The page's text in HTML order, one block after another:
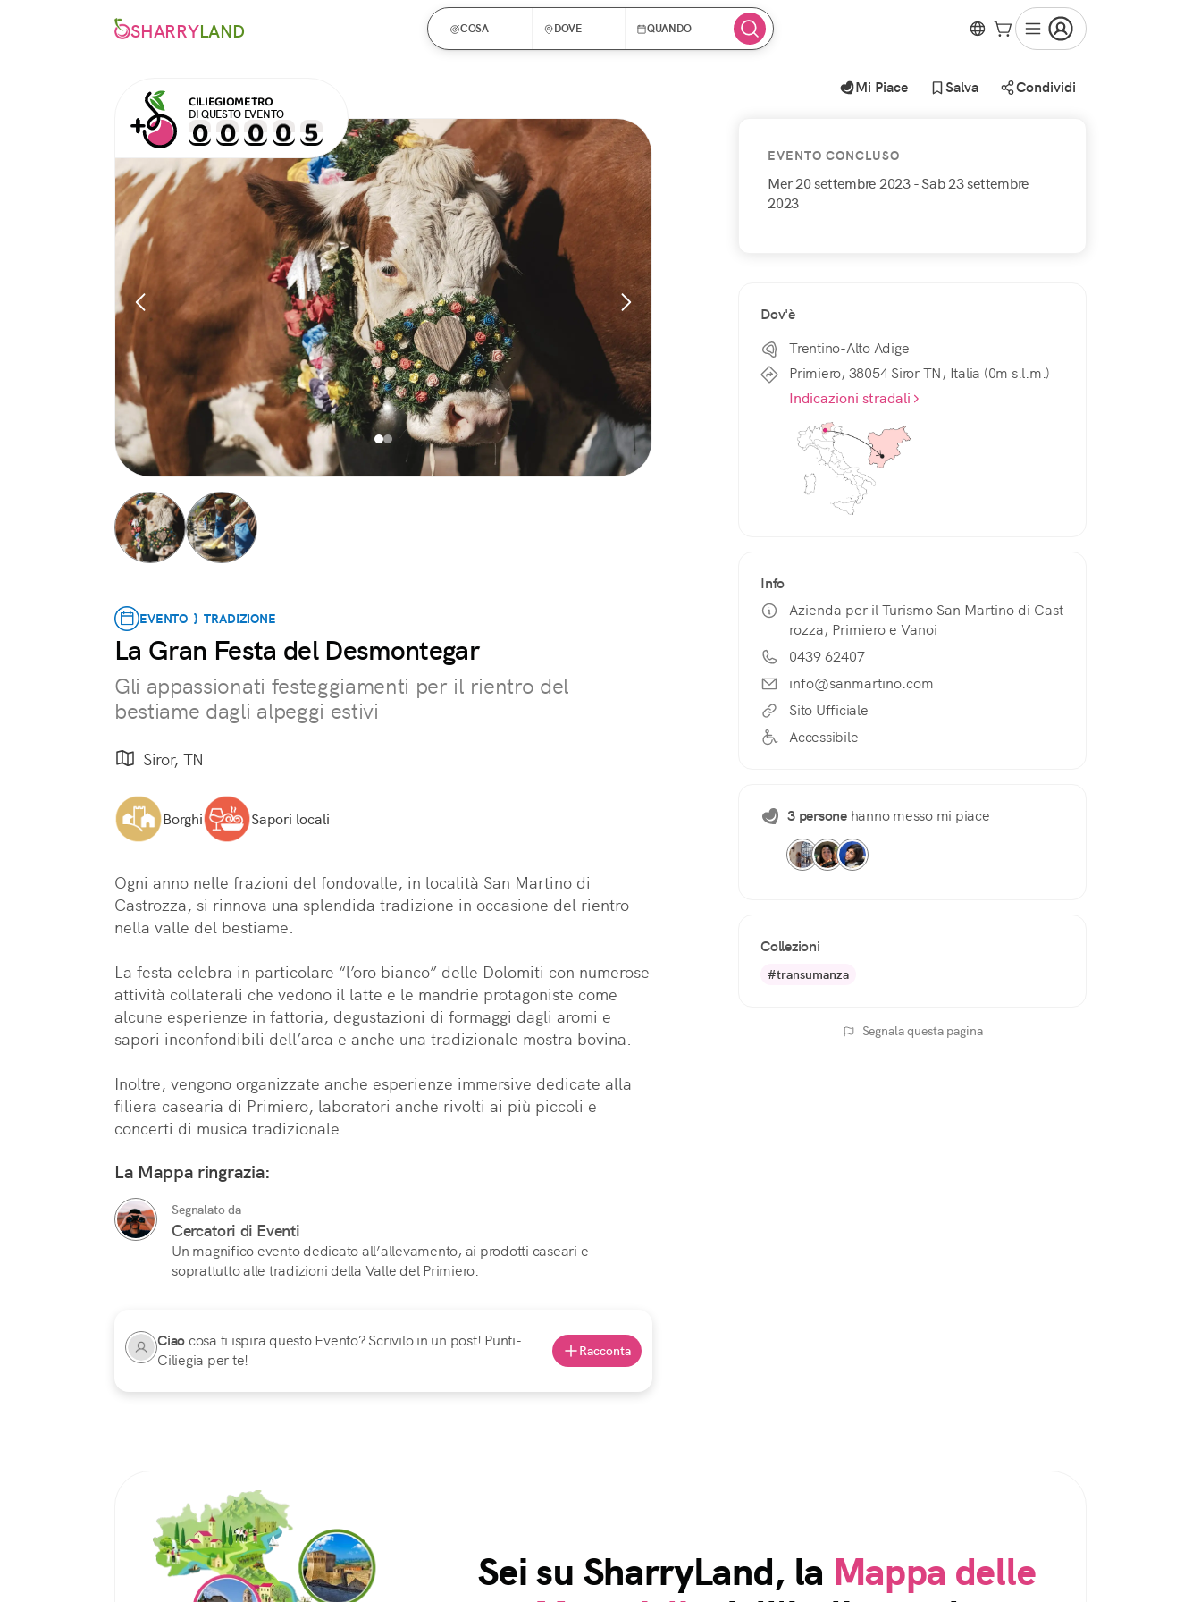
SHARRYLAND COSA DOVE QUANDO
Mi Piace Salva Condividi
CILIEGIOMETRO
DI QUESTO EVENTO
EVENTO } TRADIZIONE
La Gran Festa del Desmontegar
Gli appassionati festeggiamenti per il rientro del
bestiame dagli alpeggi estivi
Siror, TN
Borghi Sapori locali
Ogni anno nelle frazioni del fondovalle, in località San Martino di
Castrozza, si rinnova una splendida tradizione in occasione del rientro
nella valle del bestiame.
La festa celebra in particolare “l’oro bianco” delle Dolomiti con numerose
attività collaterali che vedono il latte e le mandrie protagoniste come
alcune esperienze in fattoria, degustazioni di formaggi dagli aromi e
sapori inconfondibili dell’area e anche una tradizionale mostra bovina.
Inoltre, vengono organizzate anche esperienze immersive dedicate alla
filiera casearia di Primiero, laboratori anche rivolti ai più piccoli e
concerti di musica tradizionale.
La Mappa ringrazia:
Segnalato da
Cercatori di Eventi
Un magnifico evento dedicato all’allevamento, ai prodotti caseari e
soprattutto alle tradizioni della Valle del Primiero.
Ciaocosa ti ispira questo Evento? Scrivilo in un post! Punti-
Ciliegia per te!
Racconta
EVENTO CONCLUSO
Mer 20 settembre 2023- Sab 23 settembre
2023
Dov'è
Trentino-Alto Adige
Primiero, 38054 Siror TN, Italia (0m s.l.m.)
Indicazioni stradali
Info
Azienda per il Turismo San Martino di Cast
rozza, Primiero e Vanoi
0439 62407
info@sanmartino.com
Sito Ufficiale
Accessibile
3 personehanno messo mi piace
Collezioni
#transumanza
Segnala questa pagina
Sei su SharryLand, la Mappa delle